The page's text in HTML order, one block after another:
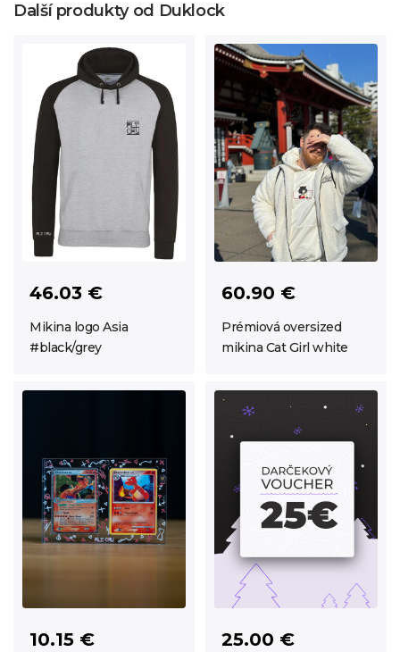
Další produkty od Duklock
46.03 €
Mikina logo Asia
#black/grey
60.90 €
Prémiová oversized
mikina Cat Girl white
10.15 € 25.00 €